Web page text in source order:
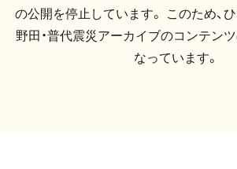
の公開を停止しています。 このため、ひ
野田・普代震災アーカイブのコンテン
なっています。